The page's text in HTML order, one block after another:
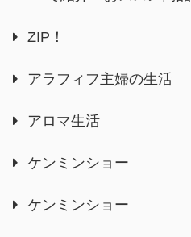
ZIP！
アラフィフ主婦の生活
アロマ生活
ケンミンショー
ケンミンショー